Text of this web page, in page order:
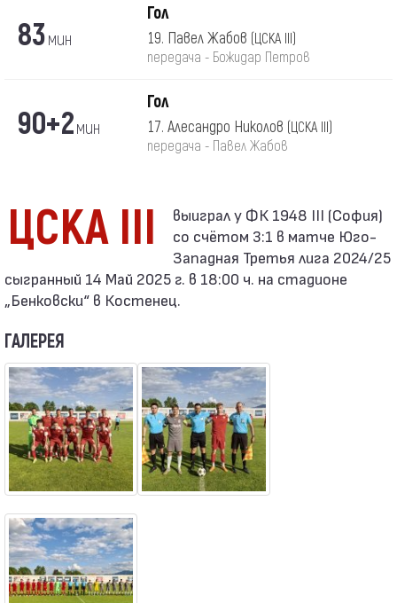
83мин
Гол
19. Павел Жабов (ЦСКА III)
передача - Божидар Петров
90+2мин
Гол
17. Алесандро Николов (ЦСКА III)
передача - Павел Жабов
ЦСКА III
со счётом 3:1 в матче Юго-
Западная Третья лига 2024/25
сыгранный 14 Май 2025 г. в 18:00 ч. на стадионе
„Бенковски“ в Костенец.
ГАЛЕРЕЯ